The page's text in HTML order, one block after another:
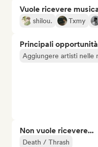
Vuole ricevere
shilou. Txmy
Principali opportunità
Aggiungere artisti nelle
Non vuole ricevere...
Death / Thrash